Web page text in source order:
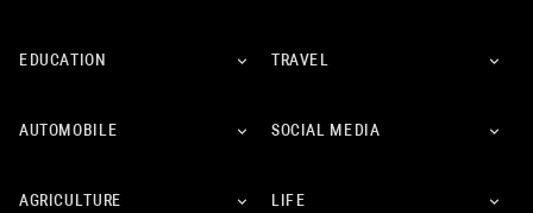
EDUCATION TRAVEL
AUTOMOBILE SOCIAL MEDIA
AGRICULTURE LIFE